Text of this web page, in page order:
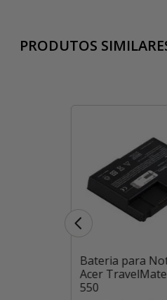
PRODUTOS
Bateria para
Acer
550